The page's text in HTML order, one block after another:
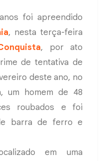
foi apreendido
, nesta terça-feira
, por ato
de tentativa de
deste ano, no
um homem de 48
roubados e foi
barra de ferro e
em uma